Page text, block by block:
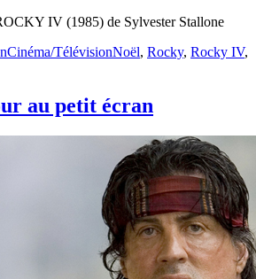
IV (1985) de Sylvester Stallone
Catégories
Cinéma/TélévisionÉtiquettes
Noël, Rocky, Rocky IV,
au petit écran